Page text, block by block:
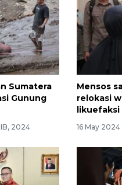
Sumatera
Gunung
2024
Mensos
relokasi
likuefaksi
16 May